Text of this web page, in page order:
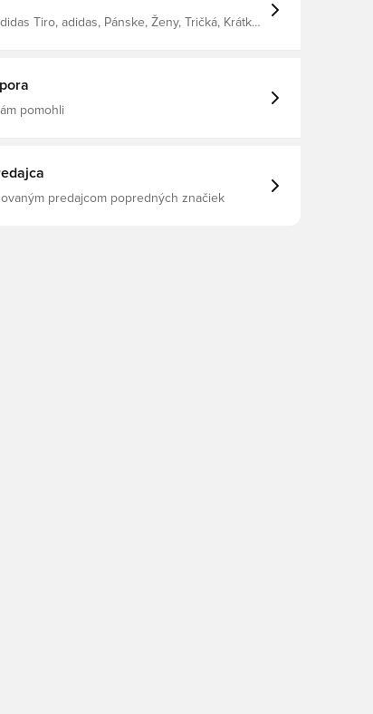
Tiro, adidas, Pánske, Ženy, Tričká, Krátke
pomohli
predajcom popredných značiek